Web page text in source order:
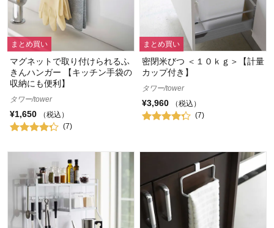
まとめ買い
マグネットで取り付けられるふ
きんハンガー 【キッチン手袋の
収納にも便利】
タワー/tower
¥1,650
（税込）
(7)
まとめ買い
密閉米びつ ＜１０ｋｇ＞【計量
カップ付き】
タワー/tower
¥3,960
（税込）
(7)